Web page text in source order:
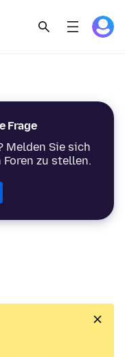
Frage
Melden Sie sich
Foren zu stellen.